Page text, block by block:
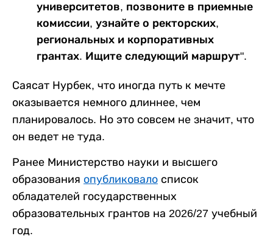
университетов, позвоните в приемные
комиссии, узнайте о ректорских,
региональных и корпоративных
грантах. Ищите следующий маршрут".
Саясат Нурбек, что иногда путь к мечте
оказывается немного длиннее, чем
планировалось. Но это совсем не значит, что
он ведет не туда.
Ранее Министерство науки и высшего
образования опубликовало список
обладателей государственных
образовательных грантов на 2026/27 учебный
год.